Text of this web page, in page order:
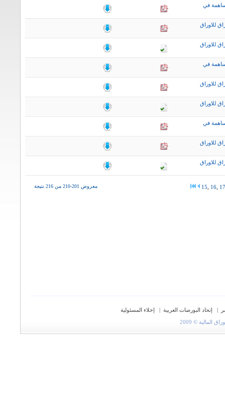
في
للاوراق
للاوراق
في
للاوراق
للاوراق
في
للاوراق
للاوراق
معروض 201-210 من 216 نتيجة 15 16 17
| إتحاد البورصات العربية |
إخلاء المسئولية
© 2009